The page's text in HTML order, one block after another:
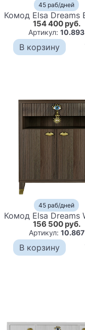
45 раб/дней
154 400 руб.
Артикул:10.893
В корзину
45 раб/дней
156 500 руб.
Артикул: 10.867
В корзину